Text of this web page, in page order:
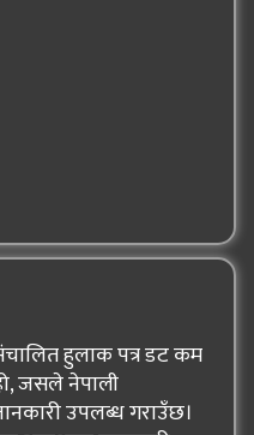
संचालित हुलाक पत्र डट कम
जसले नेपाली
उपलब्ध गराउँछ।